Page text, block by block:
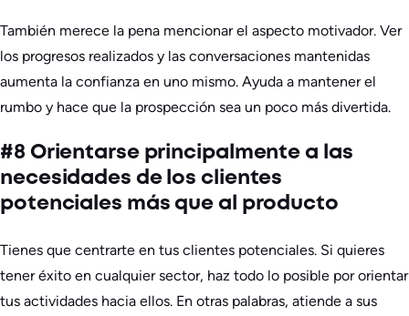
También merece la pena mencionar el aspecto motivador. Ver
los progresos realizados y las conversaciones mantenidas
aumenta la confianza en uno mismo. Ayuda a mantener el
rumbo y hace que la prospección sea un poco más divertida.
#8 Orientarse principalmente a las
necesidades de los clientes
potenciales más que al producto
Tienes que centrarte en tus clientes potenciales. Si quieres
tener éxito en cualquier sector, haz todo lo posible por orientar
tus actividades hacia ellos. En otras palabras, atiende a sus